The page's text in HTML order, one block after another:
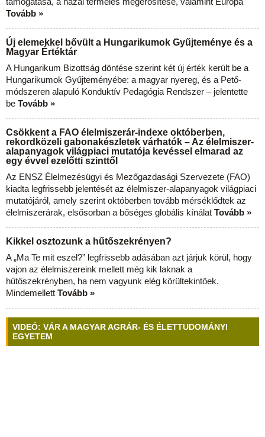
Tovább »
Új elemekkel bővült a Hungarikumok Gyűjteménye és a
Magyar Értéktár
A Hungarikum Bizottság döntése szerint két új érték került be a
Hungarikumok Gyűjteményébe: a magyar nyereg, és a Pető-
módszeren alapuló Konduktív Pedagógia Rendszer – jelentette
be Tovább »
Csökkent a FAO élelmiszerár-indexe októberben,
rekordközeli gabonakészletek várhatók – Az élelmiszer-
alapanyagok világpiaci mutatója kevéssel elmarad az
egy évvel ezelőtti szinttől
Az ENSZ Élelmezésügyi és Mezőgazdasági Szervezete (FAO)
kiadta legfrissebb jelentését az élelmiszer-alapanyagok világpiaci
mutatójáról, amely szerint októberben tovább mérséklődtek az
élelmiszerárak, elsősorban a bőséges globális kínálat Tovább »
Kikkel osztozunk a hűtőszekrényen?
A „Ma Te mit eszel?” legfrissebb adásában azt járjuk körül, hogy
vajon az élelmiszereink mellett még kik laknak a
hűtőszekrényben, ha nem vagyunk elég körültekintőek.
Mindemellett Tovább »
VIDEÓ: VÁR A MAGYAR AGRÁR- ÉS ÉLETTUDOMÁNYI
EGYETEM